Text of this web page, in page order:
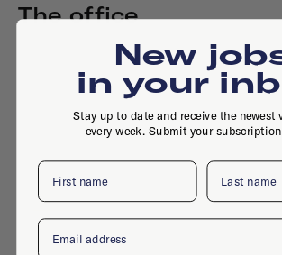
The office
New
in your
Stay up to date and receive the newest
every week. Submit your
First name Last name
Email